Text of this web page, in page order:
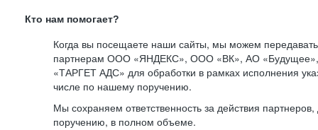
Кто нам помогает?
Когда вы посещаете наши сайты, мы можем
партнерам ООО «ЯНДЕКС», ООО «ВК», АО
«ТАРГЕТ АДС» для обработки в рамках исполнения
числе по нашему поручению.
Мы сохраняем ответственность за действия
поручению, в полном объеме.